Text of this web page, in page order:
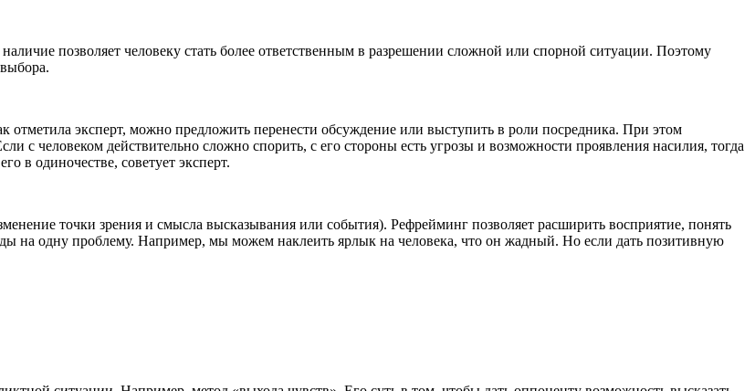
позволяет человеку стать более ответственным в разрешении сложной или спорной ситуации. Поэтому
отметила эксперт, можно предложить перенести обсуждение или выступить в роли посредника. При этом
с человеком действительно сложно спорить, с его стороны есть угрозы и возможности проявления насилия, тогда
в одиночестве, советует эксперт.
точки зрения и смысла высказывания или события). Рефрейминг позволяет расширить восприятие, понять
на одну проблему. Например, мы можем наклеить ярлык на человека, что он жадный. Но если дать позитивную